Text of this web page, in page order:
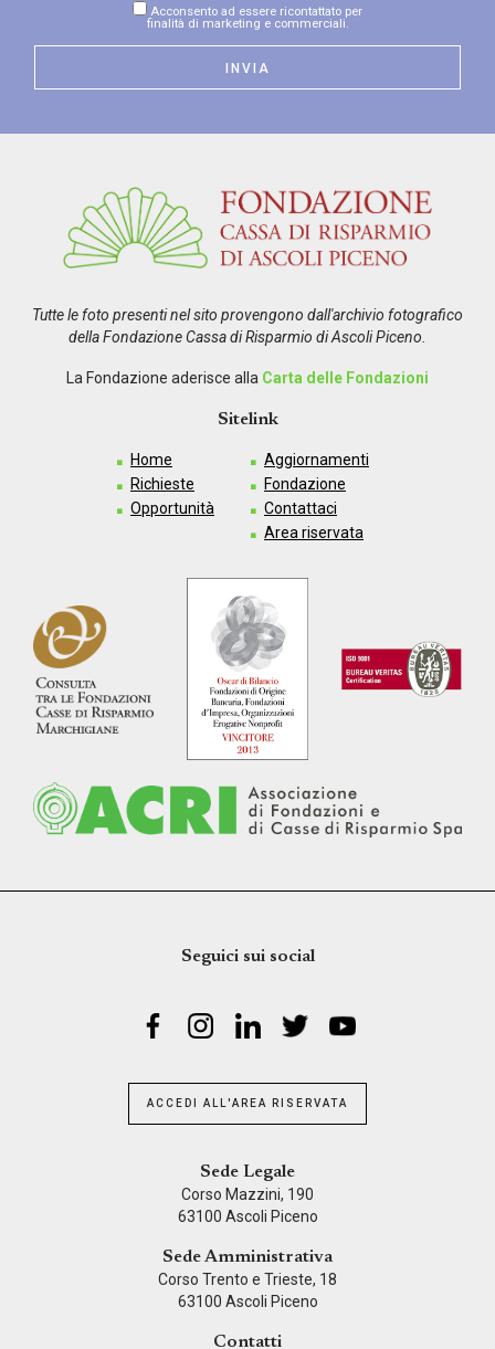
Acconsento ad essere ricontattato per
finalità di marketing e commerciali.
Tutte le foto presenti nel sito provengono dall'archivio fotografico
della Fondazione Cassa di Risparmio di Ascoli Piceno.
La Fondazione aderisce alla Carta delle Fondazioni
Sitelink
Home
Richieste
Opportunità
Aggiornamenti
Fondazione
Contattaci
Area riservata
Seguici sui social
ACCEDI ALL'AREA RISERVATA
Sede Legale
Corso Mazzini, 190
63100 Ascoli Piceno
Sede Amministrativa
Corso Trento e Trieste, 18
63100 Ascoli Piceno
Contatti